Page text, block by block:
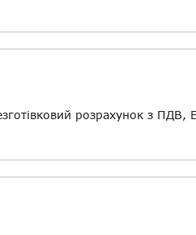
розрахунок з ПДВ,